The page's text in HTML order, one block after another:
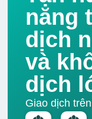
XPT/USD
Platinum so với
COPPER
năng
dịch
và
dịch
Giao dịch